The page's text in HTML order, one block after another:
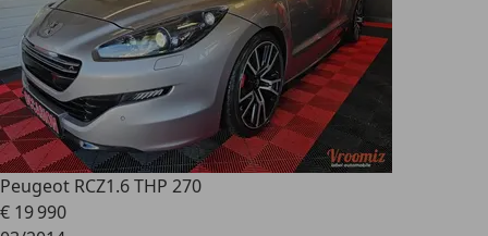
Peugeot RCZ1.6 THP 270
€ 19 990